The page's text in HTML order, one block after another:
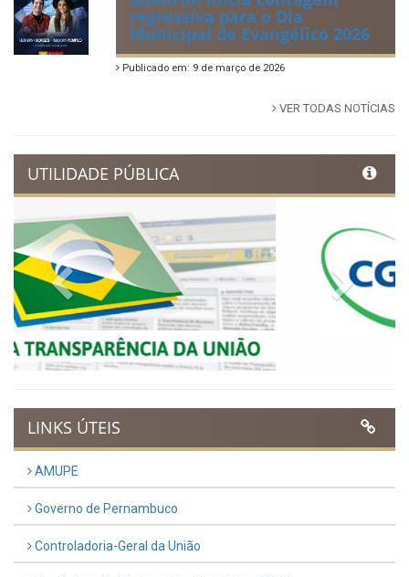
Dia Municipal do Evangélico
promete noite de fé e louvor
Ibimirim inicia contagem
regressiva para o Dia
Municipal do Evangélico 2026
Publicado em: 9 de março de 2026
VER TODAS NOTÍCIAS
UTILIDADE PÚBLICA
Previous Next